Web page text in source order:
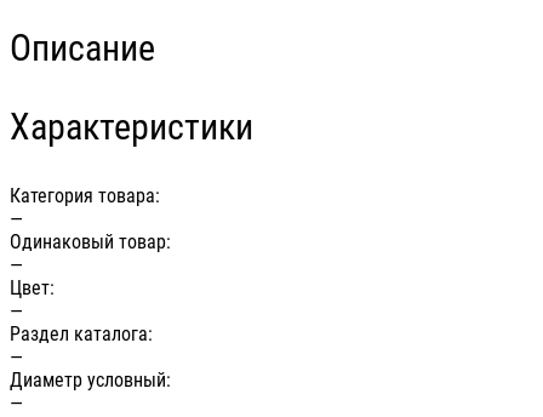
Описание
Характеристики
Категория товара:
—
Одинаковый товар:
—
Цвет:
—
Раздел каталога:
—
Диаметр условный:
—